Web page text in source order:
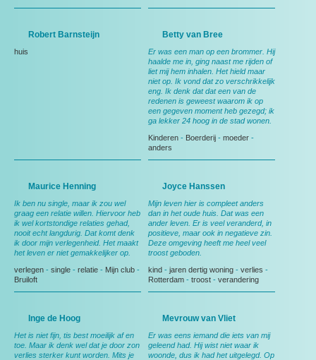
Robert Barnsteijn
huis
Betty van Bree
Er was een man op een brommer. Hij
haalde me in, ging naast me rijden of
liet mij hem inhalen. Het hield maar
niet op. Ik vond dat zo verschrikkelijk
eng. Ik denk dat dat een van de
redenen is geweest waarom ik op
een gegeven moment heb gezegd; ik
ga lekker 24 hoog in de stad wonen.
Kinderen - Boerderij - moeder -
anders
Maurice Henning
Ik ben nu single, maar ik zou wel
graag een relatie willen. Hiervoor heb
ik wel kortstondige relaties gehad,
nooit echt langdurig. Dat komt denk
ik door mijn verlegenheid. Het maakt
het leven er niet gemakkelijker op.
verlegen - single - relatie - Mijn club -
Bruiloft
Joyce Hanssen
Mijn leven hier is compleet anders
dan in het oude huis. Dat was een
ander leven. Er is veel veranderd, in
positieve, maar ook in negatieve zin.
Deze omgeving heeft me heel veel
troost geboden.
kind - jaren dertig woning - verlies -
Rotterdam - troost - verandering
Inge de Hoog
Het is niet fijn, tis best moeilijk af en
toe. Maar ik denk wel dat je door zon
verlies sterker kunt worden. Mits je
Mevrouw van Vliet
Er was eens iemand die iets van mij
geleend had. Hij wist niet waar ik
woonde, dus ik had het uitgelegd. Op